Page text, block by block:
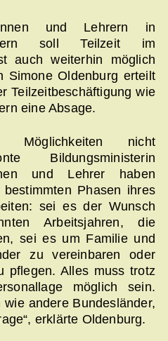
und Lehrern in
soll Teilzeit im
auch weiterhin möglich
Simone Oldenburg erteilt
Teilzeitbeschäftigung wie
eine Absage.
nicht
Bildungsministerin
und Lehrer haben
Phasen ihres
sei es der Wunsch
Arbeitsjahren, die
sei es um Familie und
zu vereinbaren oder
pflegen. Alles muss trotz
möglich sein.
andere Bundesländer,
erklärte Oldenburg.